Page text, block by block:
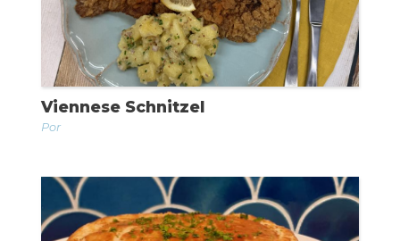
Viennese Schnitzel